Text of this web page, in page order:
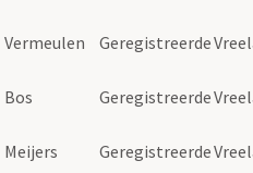
Vermeulen Geregistreerde
Bos Geregistreerde
Meijers Geregistreerde